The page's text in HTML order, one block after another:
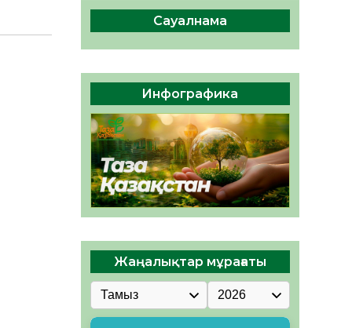
04.08.2026 48 0
Құрылтай: Қызылордада
1344 комиссия мүшесінің
04.08.2026
39 0
ҚҰРЫЛТАЙ САЙЛАУЫ – ЕЛ
БІРЛІГІ МЕН АЗАМАТТЫҚ
ЖАУАПКЕРШІЛІКТІҢ
КӨРІНІСІ
04.08.2026 52 0
Сауалнама
Инфографика
Жаңалықтар мұрағаты